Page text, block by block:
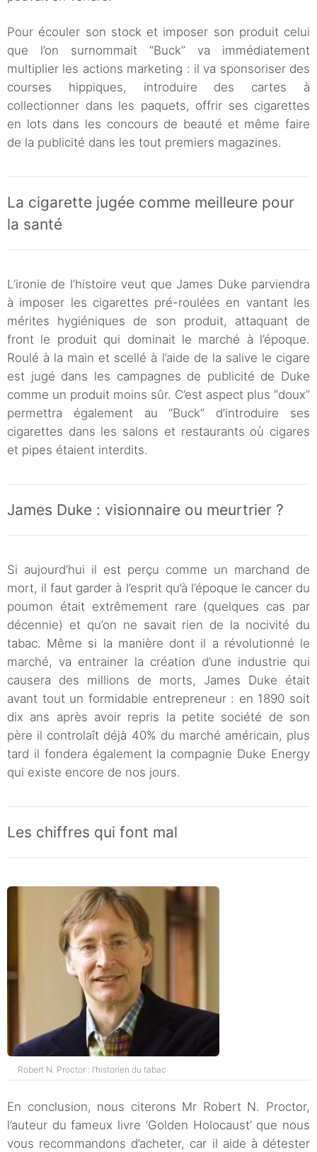
Pour écouler son stock et imposer son produit celui
que l’on surnommait “Buck” va immédiatement
multiplier les actions marketing : il va sponsoriser des
courses hippiques, introduire des cartes à
collectionner dans les paquets, offrir ses cigarettes
en lots dans les concours de beauté et même faire
de la publicité dans les tout premiers magazines.
La cigarette jugée comme meilleure pour
la santé
L’ironie de l’histoire veut que James Duke parviendra
à imposer les cigarettes pré-roulées en vantant les
mérites hygiéniques de son produit, attaquant de
front le produit qui dominait le marché à l’époque.
Roulé à la main et scellé à l’aide de la salive le cigare
est jugé dans les campagnes de publicité de Duke
comme un produit moins sûr. C’est aspect plus “doux”
permettra également au “Buck” d’introduire ses
cigarettes dans les salons et restaurants où cigares
et pipes étaient interdits.
James Duke : visionnaire ou meurtrier ?
Si aujourd’hui il est perçu comme un marchand de
mort, il faut garder à l’esprit qu’à l’époque le cancer du
poumon était extrêmement rare (quelques cas par
décennie) et qu’on ne savait rien de la nocivité du
tabac. Même si la manière dont il a révolutionné le
marché, va entrainer la création d’une industrie qui
causera des millions de morts, James Duke était
avant tout un formidable entrepreneur : en 1890 soit
dix ans après avoir repris la petite société de son
père il controlaît déjà 40% du marché américain, plus
tard il fondera également la compagnie Duke Energy
qui existe encore de nos jours.
Les chiffres qui font mal
Robert N. Proctor : l’historien du tabac
En conclusion, nous citerons Mr Robert N. Proctor,
l’auteur du fameux livre ‘Golden Holocaust’ que nous
vous recommandons d’acheter, car il aide à détester